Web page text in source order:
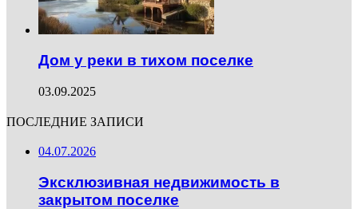
Дом у реки в тихом поселке
03.09.2025
ПОСЛЕДНИЕ ЗАПИСИ
04.07.2026
Эксклюзивная недвижимость в
закрытом поселке